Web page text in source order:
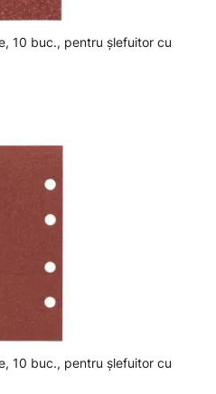
10 buc., pentru şlefuitor cu
10 buc., pentru şlefuitor cu